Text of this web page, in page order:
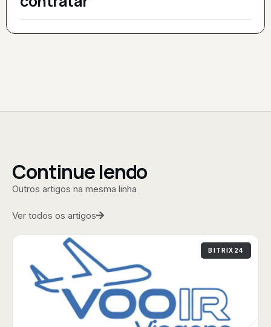
Continue lendo
Outros artigos na mesma linha
Ver todos os artigos
BITRIX24